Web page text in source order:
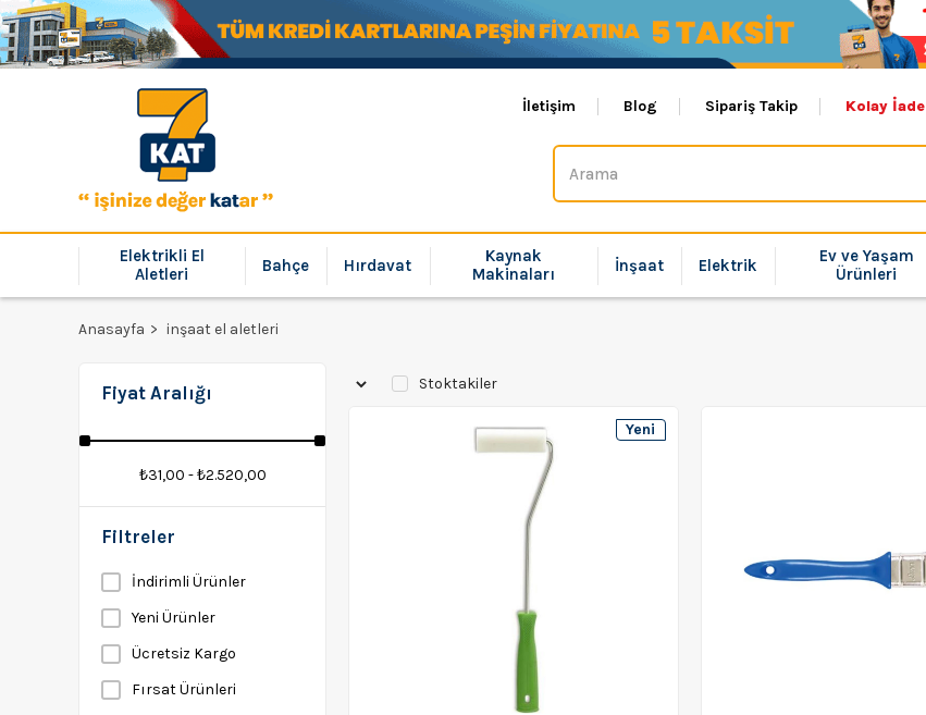
İletişim Blog Sipariş Takip Kolay İade
Elektrikli El
Aletleri
Bahçe Hırdavat
Kaynak
Makinaları
İnşaat Elektrik
Ev ve Yaşam
Ürünleri
Anasayfa inşaat el aletleri
Fiyat Aralığı
₺31,00 - ₺2.520,00
Filtreler
İndirimli Ürünler
Yeni Ürünler
Ücretsiz Kargo
Fırsat Ürünleri
Stoktakiler
Yeni